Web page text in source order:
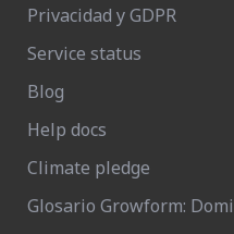
Privacidad y GDPR
Service status
Blog
Help docs
Climate pledge
Glosario Growform: